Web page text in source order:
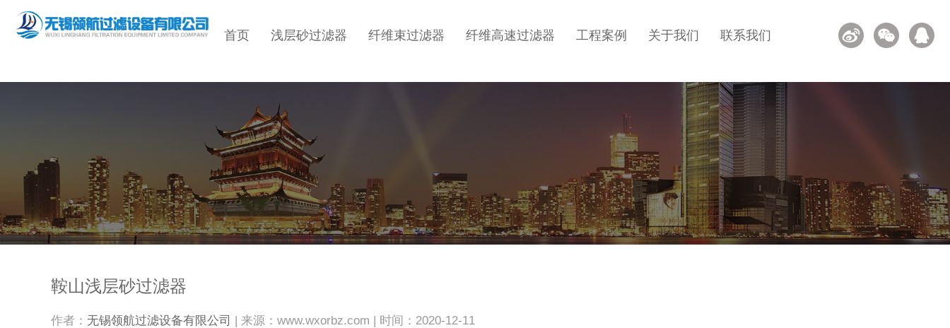
联系我们
关于我们
工程案例
纤维高速过滤器
纤维束过滤器
浅层砂过滤器
首页
鞍山浅层砂过滤器
作者： 无锡领航过滤设备有限公司 | 来源：www.wxorbz.com | 时间：2020-12-11